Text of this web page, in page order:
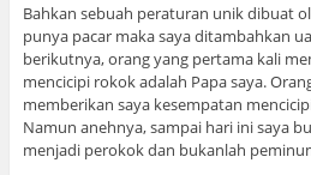
Bahkan sebuah peraturan unik dibuat
punya pacar maka saya ditambahkan
berikutnya, orang yang pertama kali
mencicipi rokok adalah Papa saya.
memberikan saya kesempatan
Namun anehnya, sampai hari ini saya
menjadi perokok dan bukanlah